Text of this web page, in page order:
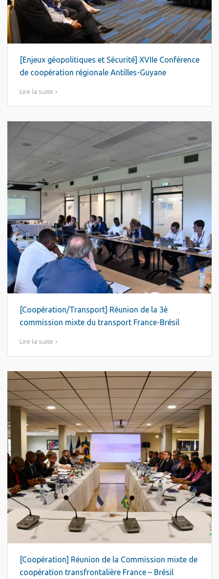
[Enjeux géopolitiques et Sécurité] XVIIe Conférence
de coopération régionale Antilles-Guyane
Lire la suite
[Coopération/Transport] Réunion de la 3è
commission mixte du transport France-Brésil
Lire la suite
[Coopération] Réunion de la Commission mixte de
coopération transfrontalière France – Brésil